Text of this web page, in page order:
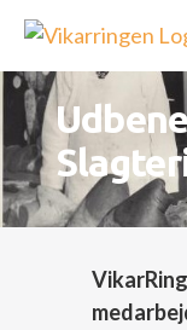
Skip
content